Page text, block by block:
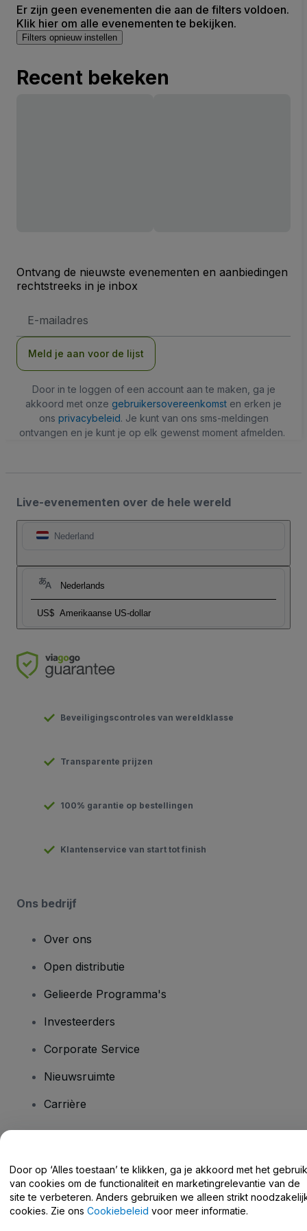
Er zijn geen evenementen die aan de filters voldoen.
Klik hier om alle evenementen te bekijken.
Filters opnieuw instellen
Recent bekeken
Ontvang de nieuwste evenementen en aanbiedingen
rechtstreeks in je inbox
mailadres
Meld je aan voor de lijst
Door in te loggen of een account aan te maken, ga je
akkoord met onze gebruikersovereenkomst en erken je
ons privacybeleid. Je kunt van ons sms-meldingen
ontvangen en je kunt je op elk gewenst moment afmelden.
Live-evenementen over de hele wereld
Nederland
Nederlands
US$ Amerikaanse US-dollar
Beveiligingscontroles van wereldklasse
Transparente prijzen
100% garantie op bestellingen
Klantenservice van start tot finish
Ons bedrijf
Over ons
Open distributie
Gelieerde Programma's
Investeerders
Corporate Service
Nieuwsruimte
Carrière
Helpcentrum / Neem Contact Met Ons Op
Door op ‘Alles toestaan’ te klikken, ga je akkoord met het gebruik
van cookies om de functionaliteit en marketingrelevantie van de
site te verbeteren. Anders gebruiken we alleen strikt
cookies. Zie ons Cookiebeleid voor meer informatie.